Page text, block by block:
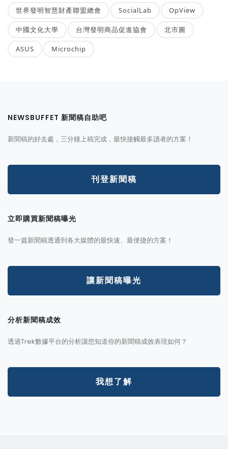
世界發明智慧財產聯盟總會 SocialLab OpView
中國文化大學 台灣發明商品促進協會 北市圖
ASUS Microchip
NEWSBUFFET 新聞稿自助吧
新聞稿的好去處，三分鐘上稿完成，最快接觸最多讀者的方案！
刊登新聞稿
立即購買新聞稿曝光
發一篇新聞稿透通到各大媒體的最快速、最便捷的方案！
讓新聞稿曝光
分析新聞稿成效
透過Trek數據平台的分析讓您知道你的新聞稿成效表現如何？
我想了解